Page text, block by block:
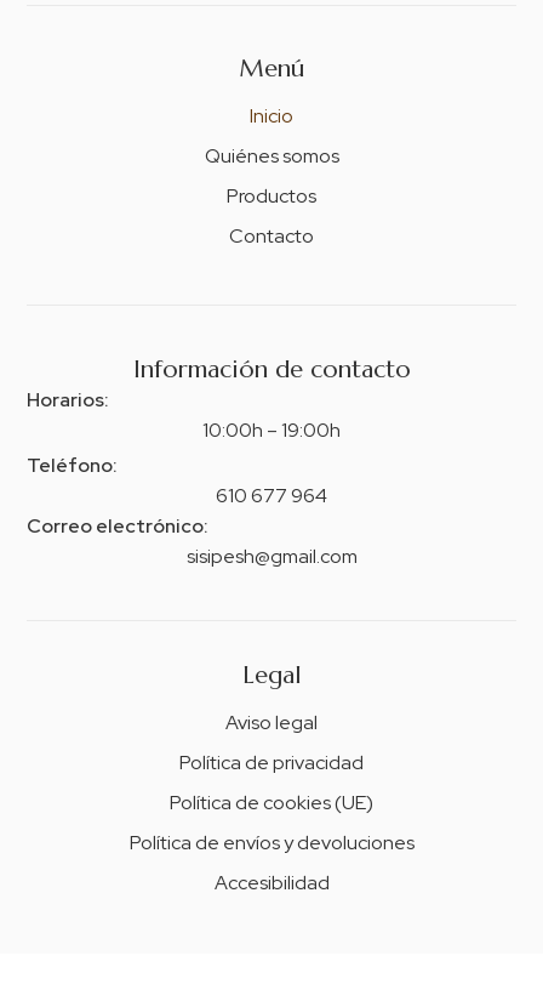
Menú
Inicio
Quiénes somos
Productos
Contacto
Información de contacto
Horarios:
10:00h – 19:00h
Teléfono:
610 677 964
Correo electrónico:
sisipesh@gmail.com
Legal
Aviso legal
Política de privacidad
Política de cookies (UE)
Política de envíos y devoluciones
Accesibilidad